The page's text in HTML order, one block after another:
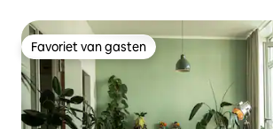
Favoriet van gasten
Favoriet van gasten